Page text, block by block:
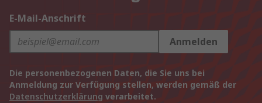
E-Mail-Anschrift
Anmelden
Die personenbezogenen Daten, die Sie uns bei
Anmeldung zur Verfügung stellen, werden gemäß der
Datenschutzerklärung verarbeitet.